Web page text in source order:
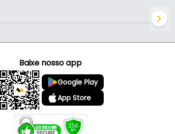
Baixe nosso app
Google Play
App Store